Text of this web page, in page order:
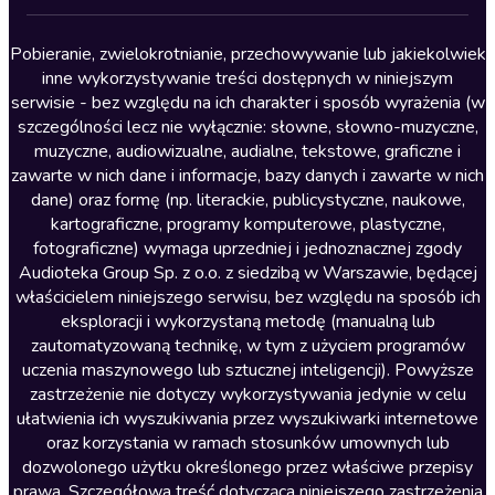
Lektury szkolne
Literatura anglojęzyczna
Literatura faktu
Literatura obyczajowa
Literatura piękna obca
Literatura piękna polska
Nagrania relaksacyjne
Nauka języków
Nauki humanistyczne
Podcasty i audycje
Polityka
Prasa
Religia
Pobieranie, zwielokrotnianie, przechowywanie lub jakiekolwiek
inne wykorzystywanie treści dostępnych w niniejszym
serwisie - bez względu na ich charakter i sposób wyrażenia (w
szczególności lecz nie wyłącznie: słowne, słowno-muzyczne,
muzyczne, audiowizualne, audialne, tekstowe, graficzne i
zawarte w nich dane i informacje, bazy danych i zawarte w nich
dane) oraz formę (np. literackie, publicystyczne, naukowe,
kartograficzne, programy komputerowe, plastyczne,
fotograficzne) wymaga uprzedniej i jednoznacznej zgody
Audioteka Group Sp. z o.o. z siedzibą w Warszawie, będącej
właścicielem niniejszego serwisu, bez względu na sposób ich
eksploracji i wykorzystaną metodę (manualną lub
zautomatyzowaną technikę, w tym z użyciem programów
uczenia maszynowego lub sztucznej inteligencji). Powyższe
zastrzeżenie nie dotyczy wykorzystywania jedynie w celu
ułatwienia ich wyszukiwania przez wyszukiwarki internetowe
oraz korzystania w ramach stosunków umownych lub
dozwolonego użytku określonego przez właściwe przepisy